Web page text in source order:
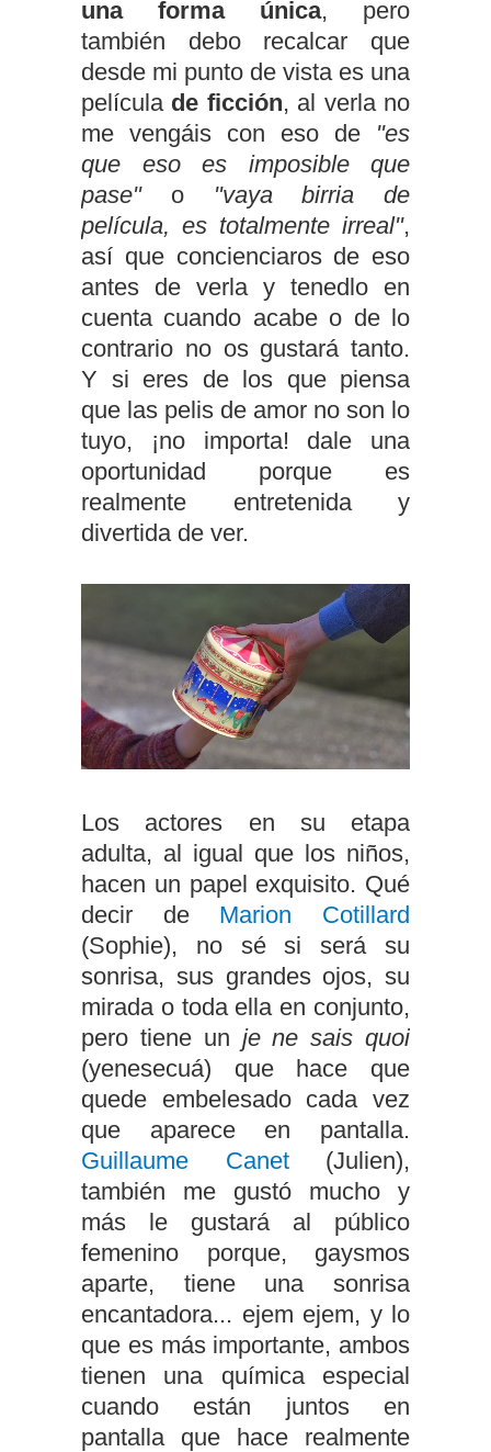
una forma única, pero
también debo recalcar que
desde mi punto de vista es una
película de ficción, al verla no
me vengáis con eso de "es
que eso es imposible que
pase"o "vaya birria de
película, es totalmente irreal",
así que concienciaros de eso
antes de verla y tenedlo en
cuenta cuando acabe o de lo
contrario no os gustará tanto.
Y si eres de los que piensa
que las pelis de amor no son lo
tuyo, ¡no importa! dale una
oportunidad porque es
realmente entretenida y
divertida de ver.
Los actores en su etapa
adulta, al igual que los niños,
hacen un papel exquisito. Qué
decir de Marion Cotillard
(Sophie), no sé si será su
sonrisa, sus grandes ojos, su
mirada o toda ella en conjunto,
pero tiene un je ne sais quoi
(yenesecuá) que hace que
quede embelesado cada vez
que aparece en pantalla.
Guillaume Canet(Julien),
también me gustó mucho y
más le gustará al público
femenino porque, gaysmos
aparte, tiene una sonrisa
encantadora... ejem ejem, y lo
que es más importante, ambos
tienen una química especial
cuando están juntos en
pantalla que hace realmente